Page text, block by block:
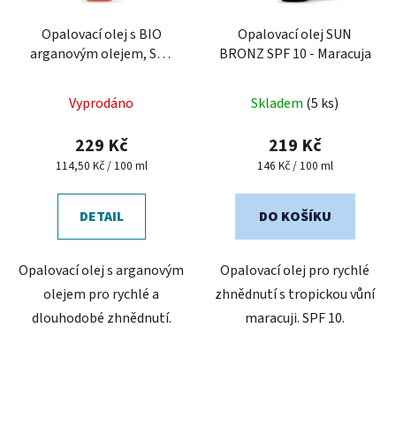
Opalovací olej s BIO
arganovým olejem, SPF
hodnocení
produktu
je
z
Vyprodáno
229 Kč
Měrná
114,50 Kč / 100 ml
DETAIL
Opalovací olej s arganovým
olejem pro rychlé a
dlouhodobé zhnědnutí.
Opalovací olej SUN
BRONZ SPF 10 - Maracuja
Skladem (5 ks)
219 Kč
Měrná
146 Kč / 100 ml
DO KOŠÍKU
Opalovací olej pro rychlé
zhnědnutí s tropickou vůní
maracuji. SPF 10.